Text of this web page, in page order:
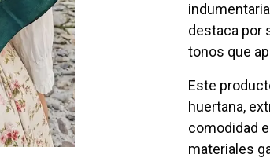
destaca por
tonos que
Este
huertana,
comodidad
materiales